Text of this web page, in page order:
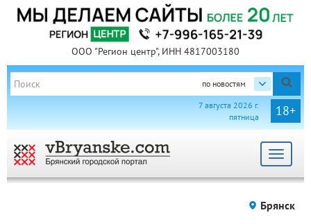
ООО "Регион центр", ИНН 4817003180
по новостям
18+
7 августа 2026 г.
пятница
Toggle
Брянск